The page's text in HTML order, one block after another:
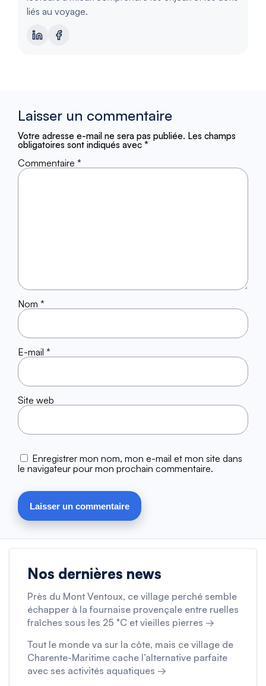
liés au voyage.
Laisser un commentaire
Votre adresse e-mail ne sera pas publiée. Les champs
obligatoires sont indiqués avec *
Commentaire *
Nom *
E-mail *
Site web
Enregistrer mon nom, mon e-mail et mon site dans
le navigateur pour mon prochain commentaire.
Nos dernières news
Près du Mont Ventoux, ce village perché semble
échapper à la fournaise provençale entre ruelles
fraîches sous les 25 °C et vieilles pierres →
Tout le monde va sur la côte, mais ce village de
Charente-Maritime cache l’alternative parfaite
avec ses activités aquatiques →